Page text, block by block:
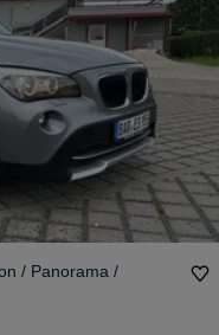
/ Panorama /